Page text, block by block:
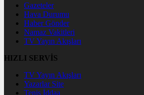
Gazeteler
Hava Durumu
Haber Gönder
Namaz Vakitleri
TV Yayın Akışları
HIZLI SERVİS
TV Yayın Akışları
Yazarlar Site
Tenis İddaa